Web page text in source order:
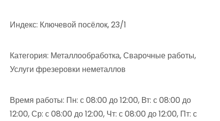
Индекс: Ключевой посёлок, 23/1
Категория: Металлообработка, Сварочные работы,
Услуги фрезеровки неметаллов
Время работы: Пн: с 08:00 до 12:00, Вт: с 08:00 до
12:00, Ср: с 08:00 до 12:00, Чт: с 08:00 до 12:00, Пт: с